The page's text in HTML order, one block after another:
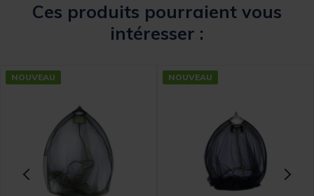
Ces produits pourraient vous
intéresser :
NOUVEAU NOUVEAU